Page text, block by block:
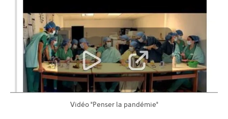
Vidéo "Penser la pandémie"